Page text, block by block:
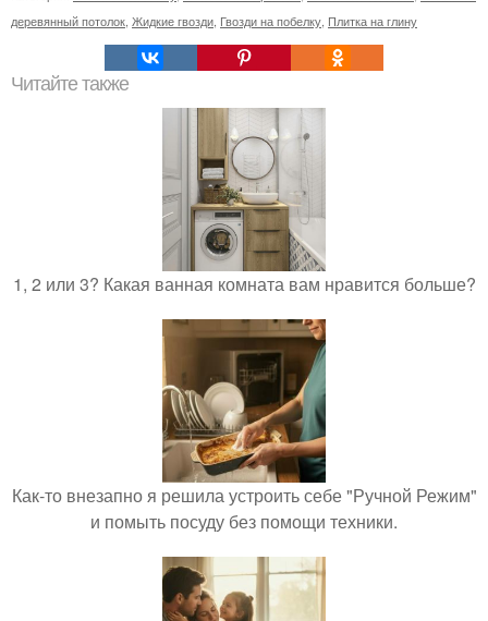
деревянный потолок Жидкие гвозди Гвозди на побелку Плитка на глину
Читайте также
1, 2 или 3? Какая ванная комната вам нравится больше?
Как-то внезапно я решила устроить себе "Ручной Режим"
и помыть посуду без помощи техники.